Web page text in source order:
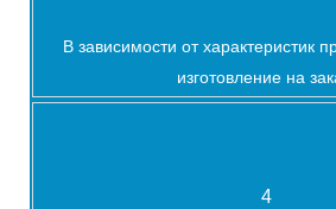
В зависимости от характеристик
изготовление на
4